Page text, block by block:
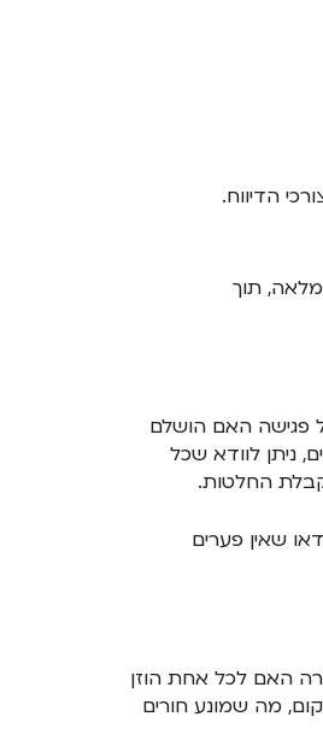
הדיווח.
תוך
פגישה האם הושלם
ניתן לוודא שכל
החלטות.
שאין פערים
האם לכל אחת הוזן
מה שמונע חורים